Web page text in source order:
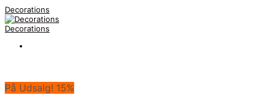
Decorations
Decorations
På Udsalg! 15%